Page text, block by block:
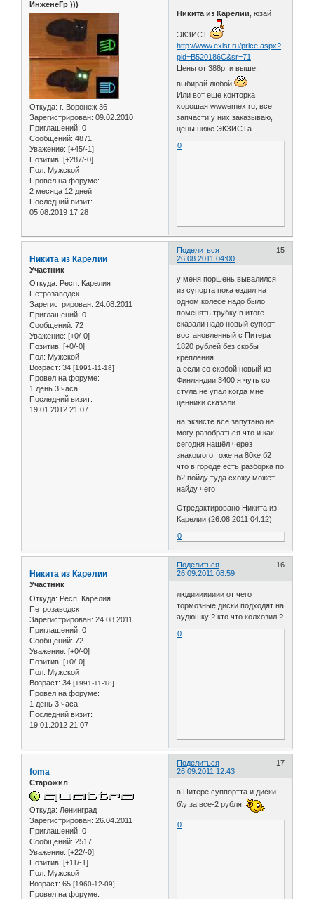
ИнженеГр )))
Откуда: г. Воронеж 36
Зарегистрирован: 09.02.2010
Приглашений: 0
Сообщений: 4871
Уважение: [+45/-1]
Позитив: [+287/-0]
Пол: Мужской
Провел на форуме:
2 месяца 12 дней
Последний визит:
05.08.2019 17:28
Никита из Карелии , юзай
ЭКЗИСТ
http://www.exist.ru/price.aspx?
pid=B520186C&sr=71
Цены от 388р. и выше,
выбирай любой
Или вот еще конторка
хорошая wwwemex.ru, все
запчасти у них заказываю,
цены ниже ЭКЗИСТа.
0
Поделиться
15
26.08.2011 04:00
Никита из Карелии
Участник
Откуда: Респ. Карелия
Петрозаводск
Зарегистрирован: 24.08.2011
Приглашений: 0
Сообщений: 72
Уважение: [+0/-0]
Позитив: [+0/-0]
Пол: Мужской
Возраст: 34 [1991-11-18]
Провел на форуме:
1 день 3 часа
Последний визит:
19.01.2012 21:07
у меня поршень вывалился
из супорта пока ездил на
одном колесе надо было
поменять трубку в итоге
сказали надо новый супорт
востановленный с Питера
1820 рублей без скобы
крепления.
а если со скобой новый из
Финляндии 3400 я чуть со
стула не упал когда мне
ценники сказали.
на экзисте всё запутано не
могу разобраться что и как
сегодня нашёл через
знакомого тоже на 80ке б2
что в городе есть разборка по
б2 пойду туда схожу может
найду чего
Отредактировано Никита из
Карелии (26.08.2011 04:12)
0
Поделиться
16
26.09.2011 08:59
Никита из Карелии
Участник
Откуда: Респ. Карелия
Петрозаводск
Зарегистрирован: 24.08.2011
Приглашений: 0
Сообщений: 72
Уважение: [+0/-0]
Позитив: [+0/-0]
Пол: Мужской
Возраст: 34 [1991-11-18]
Провел на форуме:
1 день 3 часа
Последний визит:
19.01.2012 21:07
людииииииии от чего
тормозные диски подходят на
аудюшку!? кто что колхозил!?
0
Поделиться
17
26.09.2011 12:43
foma
Старожил
Откуда: Ленинград
Зарегистрирован: 26.04.2011
Приглашений: 0
Сообщений: 2517
Уважение: [+22/-0]
Позитив: [+11/-1]
Пол: Мужской
Возраст: 65 [1960-12-09]
Провел на форуме:
в Питере суппортта и диски
б\у за все-2 рубля.
0